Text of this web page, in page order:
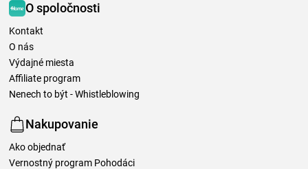
O spoločnosti
Kontakt
O nás
Výdajné miesta
Affiliate program
Nenech to být - Whistleblowing
Nakupovanie
Ako objednať
Vernostný program Pohodáci